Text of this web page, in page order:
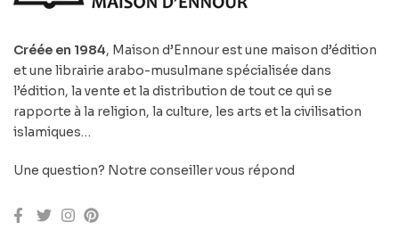
Créée en 1984, Maison d’Ennour est une maison d’édition
et une librairie arabo-musulmane spécialisée dans
l’édition, la vente et la distribution de tout ce qui se
rapporte à la religion, la culture, les arts et la civilisation
islamiques…
Une question? Notre conseiller vous répond